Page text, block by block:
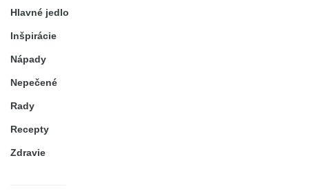
Hlavné jedlo
Inšpirácie
Nápady
Nepečené
Rady
Recepty
Zdravie